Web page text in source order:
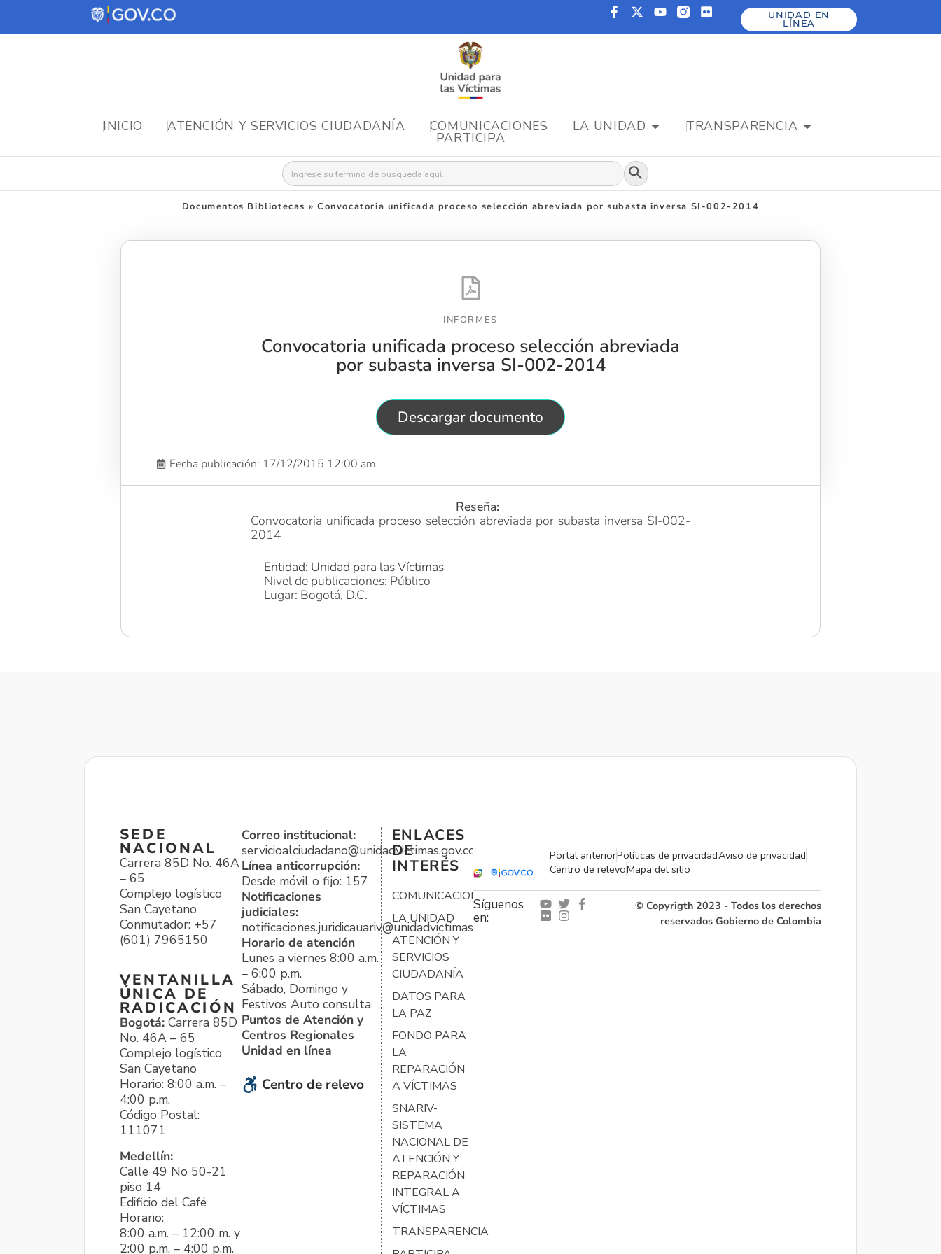
UNIDAD EN
LÍNEA
INICIO ATENCIÓN Y SERVICIOS CIUDADANÍA COMUNICACIONES LA UNIDAD TRANSPARENCIA
PARTICIPA
Buscar: Botón de búsqueda
Documentos Bibliotecas » Convocatoria unificada proceso selección abreviada por subasta inversa SI-002-2014
INFORMES
Convocatoria unificada proceso selección abreviada
por subasta inversa SI-002-2014
Descargar documento
Fecha publicación: 17/12/2015 12:00 am
Reseña:
Convocatoria unificada proceso selección abreviada por subasta inversa SI-002-
2014
Entidad: Unidad para las Víctimas
Nivel de publicaciones: Público
Lugar: Bogotá, D.C.
SEDE
NACIONAL
Carrera 85D No. 46A
– 65
Complejo logístico
San Cayetano
Conmutador: +57
(601) 7965150
VENTANILLA
ÚNICA DE
RADICACIÓN
Bogotá: Carrera 85D
No. 46A – 65
Complejo logístico
San Cayetano
Horario: 8:00 a.m. –
4:00 p.m.
Código Postal:
111071
Medellín:
Calle 49 No 50-21
piso 14
Edificio del Café
Horario:
8:00 a.m. – 12:00 m. y
2:00 p.m. – 4:00 p.m.
Correo institucional:
servicioalciudadano@unidadvictimas.gov.co
Línea anticorrupción:
Desde móvil o fijo: 157
Notificaciones
judiciales:
notificaciones.juridicauariv@unidadvictimas.gov.co
Horario de atención
Lunes a viernes 8:00 a.m.
– 6:00 p.m.
Sábado, Domingo y
Festivos Auto consulta
Puntos de Atención y
Centros Regionales
Unidad en línea
Centro de relevo
ENLACES
DE
INTERÉS
COMUNICACIONES
LA UNIDAD
ATENCIÓN Y
SERVICIOS
CIUDADANÍA
DATOS PARA
LA PAZ
FONDO PARA
LA
REPARACIÓN
A VÍCTIMAS
SNARIV-
SISTEMA
NACIONAL DE
ATENCIÓN Y
REPARACIÓN
INTEGRAL A
VÍCTIMAS
TRANSPARENCIA
Portal anteriorPolíticas de privacidadAviso de privacidad
Centro de relevoMapa del sitio
Síguenos
en:
© Copyrigth 2023 - Todos los derechos
reservados Gobierno de Colombia